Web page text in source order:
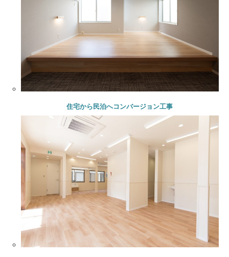
住宅から民泊へコンバージョン工事